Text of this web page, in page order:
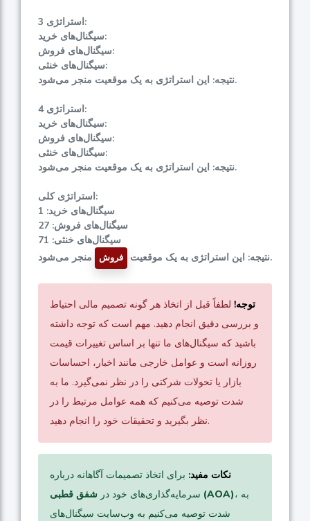
استراتژی 3:
سیگنال‌های خرید:
سیگنال‌های فروش:
سیگنال‌های خنثی:
نتیجه: این استراتژی به یک موقعیت منجر می‌شود.
استراتژی 4:
سیگنال‌های خرید:
سیگنال‌های فروش:
سیگنال‌های خنثی:
نتیجه: این استراتژی به یک موقعیت منجر می‌شود.
استراتژی کلی:
سیگنال‌های خرید: 1
سیگنال‌های فروش: 27
سیگنال‌های خنثی: 71
نتیجه: این استراتژی به یک موقعیت
فروش منجر می‌شود.
توجه! لطفاً قبل از اتخاذ هر گونه تصمیم مالی احتیاط
و بررسی دقیق انجام دهید. مهم است که توجه داشته
باشید که سیگنال‌های ما تنها بر اساس تغییرات قیمت
روزانه است و عوامل خارجی مانند اخبار، احساسات
بازار یا تحولات شرکتی را در نظر نمی‌گیرد. ما به
شدت توصیه می‌کنیم که همه عوامل مرتبط را در
نظر بگیرید و تحقیقات خود را انجام دهید.
نکات مفید: برای اتخاذ تصمیمات آگاهانه درباره
سرمایه‌گذاری‌های خود در شفق قطبی (AOA)، به
شدت توصیه می‌کنیم به وب‌سایت سیگنال‌های